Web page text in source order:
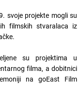
svoje projekte mogli su
filmskih stvaralaca iz
su projektima u
filma, a dobitnici
na goEast Film